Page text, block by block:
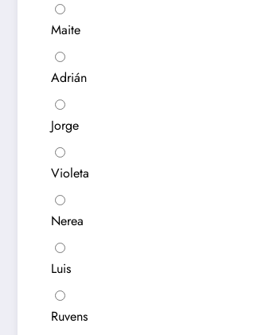
Maite
Adrián
Jorge
Violeta
Nerea
Luis
Ruvens